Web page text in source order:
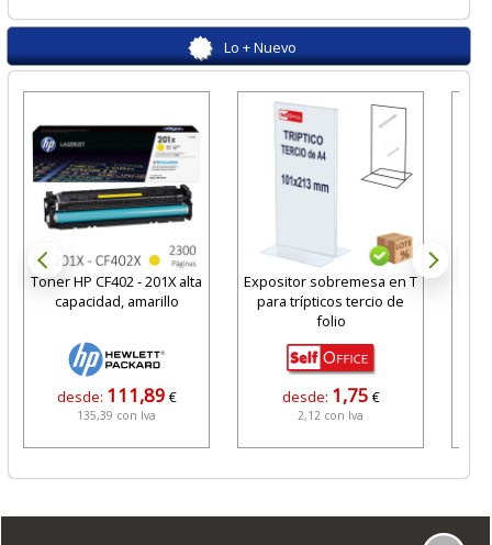
Lo + Nuevo
Toner HP CF402 - 201X alta
capacidad, amarillo
desde: 111,89 €
135,39 con Iva
Expositor sobremesa en T
para trípticos tercio de
folio
desde: 1,75 €
2,12 con Iva